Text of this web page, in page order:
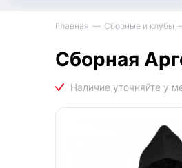
Главная Сборные и клубы
Сборная